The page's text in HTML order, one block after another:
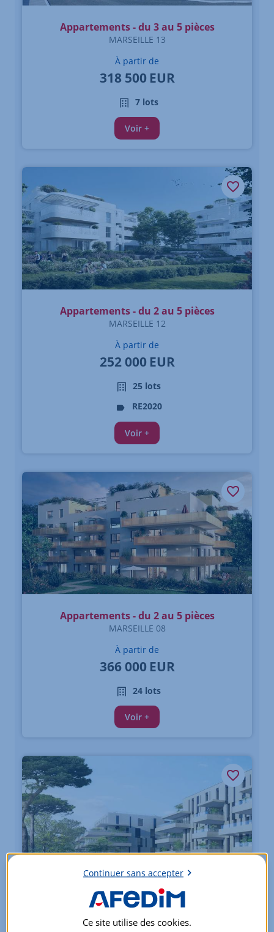
Appartements - du 3 au 5 pièces
MARSEILLE 13
À partir de
318 500 EUR
7 lots
Voir +
Appartements - du 2 au 5 pièces
MARSEILLE 12
À partir de
252 000 EUR
25 lots
RE2020
Voir +
Appartements - du 2 au 5 pièces
MARSEILLE 08
À partir de
366 000 EUR
24 lots
Voir +
Appartements - du 3 au 5 pièces
MARSEILLE 08
Continuer sans accepter
Ce site utilise des cookies.